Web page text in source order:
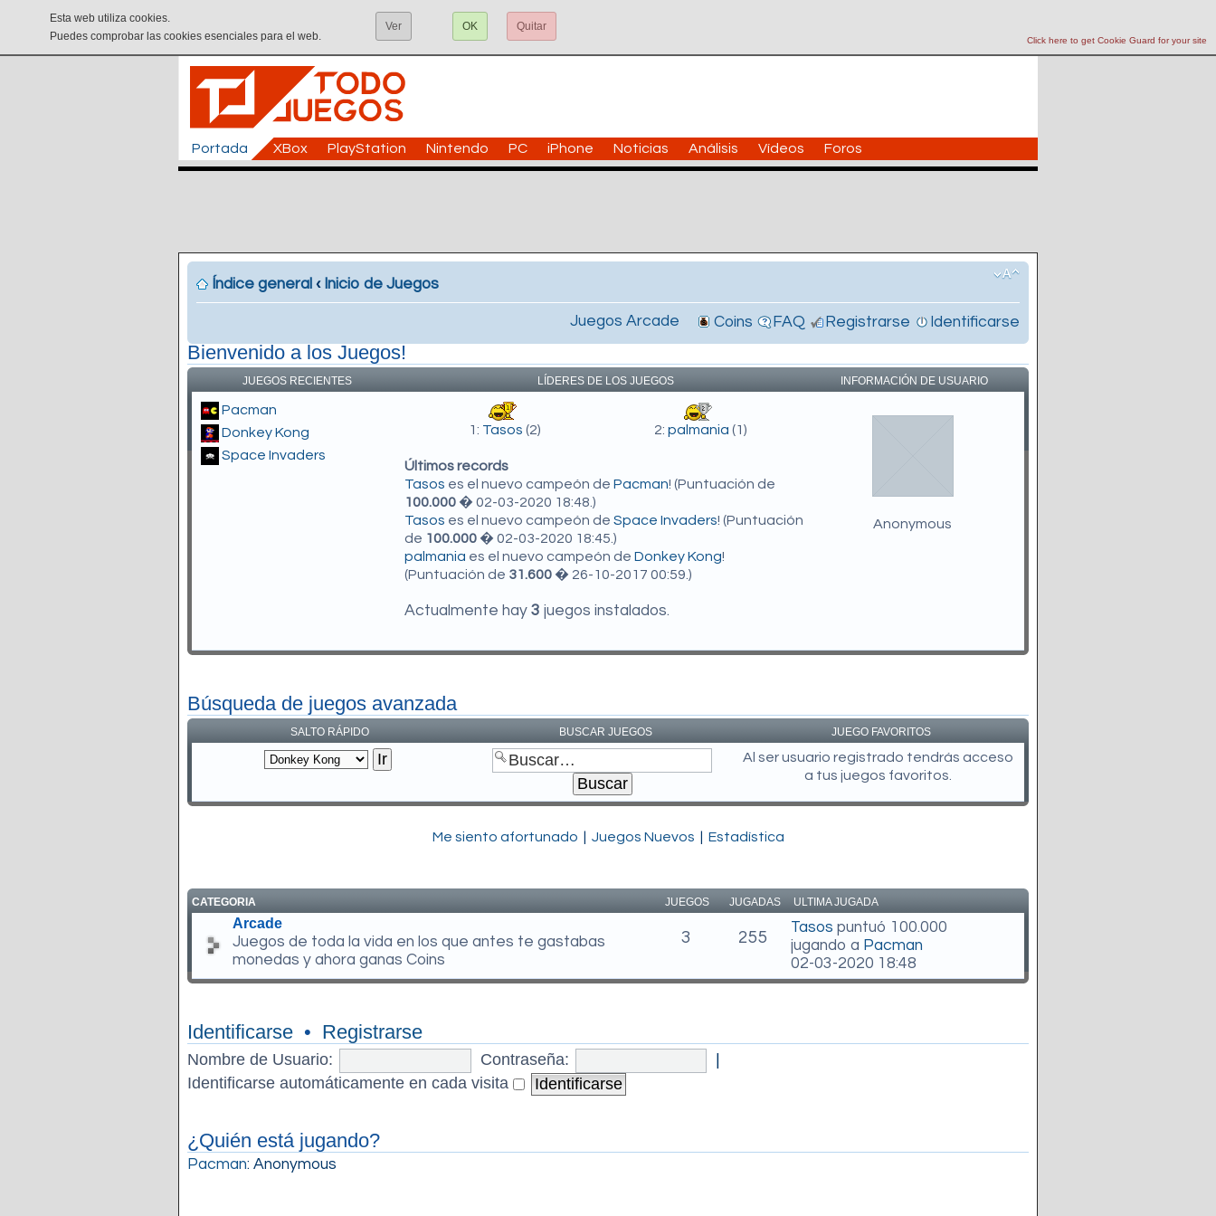
Click here to get Cookie Guard for your site
Esta web utiliza cookies.
Puedes comprobar las cookies esenciales para el web.
Ver OK Quitar
Portada XBox PlayStation Nintendo PC iPhone Noticias Análisis Vídeos Foros
Índice general ‹ Inicio de Juegos
Juegos Arcade Coins FAQ Registrarse Identificarse
Bienvenido a los Juegos!
JUEGOS RECIENTES LÍDERES DE LOS JUEGOS INFORMACIÓN DE USUARIO
Pacman
Donkey Kong
Space Invaders
1: Tasos (2) 2:palmania (1)
Últimos records
Tasos es el nuevo campeón de Pacman! (Puntuación de
100.000 � 02-03-2020 18:48.)
Tasos es el nuevo campeón de Space Invaders! (Puntuación
de 100.000 � 02-03-2020 18:45.)
palmania es el nuevo campeón de Donkey Kong!
(Puntuación de 31.600 � 26-10-2017 00:59.)
Actualmente hay 3 juegos instalados.
Anonymous
Búsqueda de juegos avanzada
SALTO RÁPIDO BUSCAR JUEGOS JUEGO FAVORITOS
Al ser usuario registrado tendrás acceso
a tus juegos favoritos.
Me siento afortunado Juegos Nuevos Estadística
CATEGORIA JUEGOS JUGADAS ULTIMA JUGADA
Arcade
Juegos de toda la vida en los que antes te gastabas
monedas y ahora ganas Coins
3 255
Tasos puntuó 100.000
jugando a Pacman
02-03-2020 18:48
Identificarse • Registrarse
Nombre de Usuario: Contraseña:
|
Identificarse automáticamente en cada visita
¿Quién está jugando?
Pacman: Anonymous